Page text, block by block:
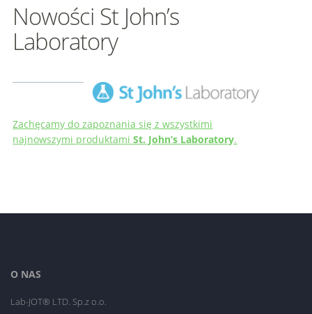
Nowości St John’s
Laboratory
Zachęcamy do zapoznania się z wszystkimi
najnowszymi produktamiSt. John’s Laboratory.
O NAS
Lab-JOT® LTD. Sp.z o.o.